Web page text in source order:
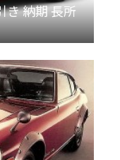
き 納期 長所